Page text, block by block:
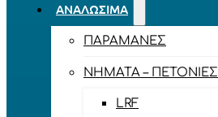
ΑΝΑΛΏΣΙΜΑ
ΠΑΡΑΜΆΝΕΣ
ΝΉΜΑΤΑ – ΠΕΤΟΝΙΈΣ
LRF